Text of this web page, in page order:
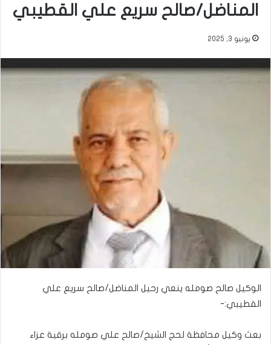
المناضل/صالح سريع علي القطيبي
يونيو 3, 2025
الوكيل صالح صومله ينعي رحيل المناضل/صالح سريع علي
القطيبي:-
بعث وكيل محافظة لحج الشيخ/صالح علي صومله برقية عزاء